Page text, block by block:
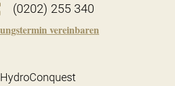
(0202) 255 340
vereinbaren
HydroConquest